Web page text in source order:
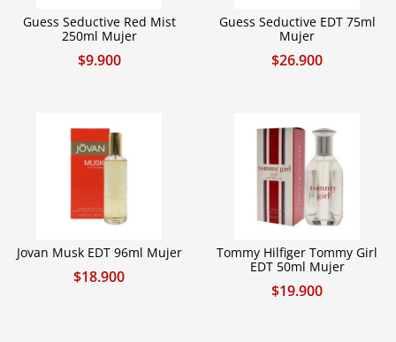
Guess Seductive Red Mist
250ml Mujer
$9.900
Guess Seductive EDT 75ml
Mujer
$26.900
Jovan Musk EDT 96ml Mujer
$18.900
Tommy Hilfiger Tommy Girl
EDT 50ml Mujer
$19.900